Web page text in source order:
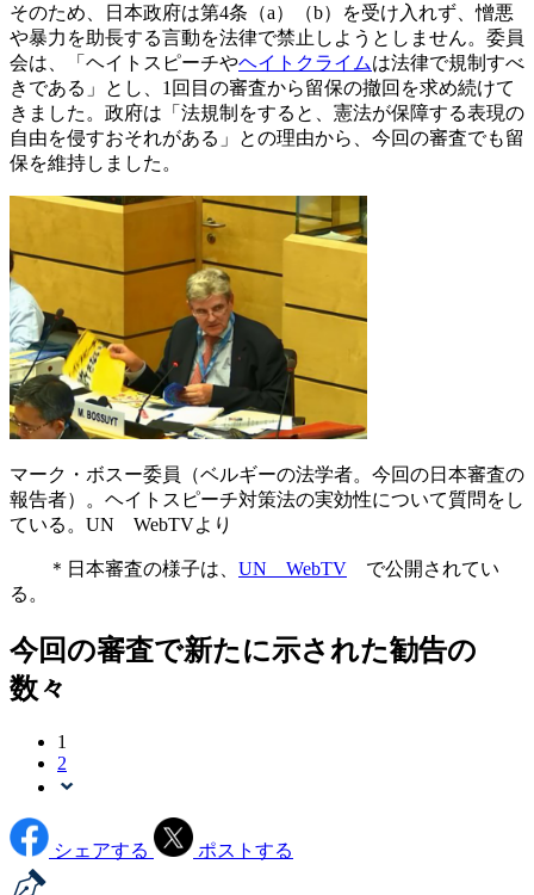
そのため、日本政府は第4条（a）（b）を受け入れず、憎悪
や暴力を助長する言動を法律で禁止しようとしません。委員
会は、「ヘイトスピーチやヘイトクライムは法律で規制すべ
きである」とし、1回目の審査から留保の撤回を求め続けて
きました。政府は「法規制をすると、憲法が保障する表現の
自由を侵すおそれがある」との理由から、今回の審査でも留
保を維持しました。
マーク・ボスー委員（ベルギーの法学者。今回の日本審査の
報告者）。ヘイトスピーチ対策法の実効性について質問をし
ている。UN WebTVより
＊日本審査の様子は、 UN WebTV で公開されてい
る。
今回の審査で新たに示された勧告の
数々
1
2
シェアする ポストする